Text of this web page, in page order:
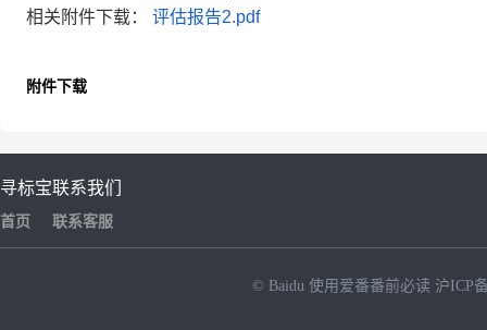
相关附件下载： 评估报告2.pdf
附件下载
寻标宝
首页
联系我们
联系客服
© Baidu 使用爱番番前必读 沪ICP